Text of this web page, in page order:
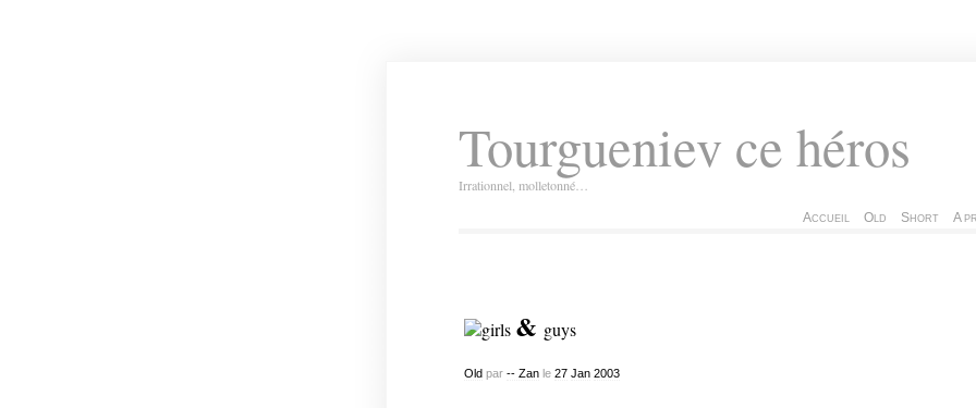
Tourgueniev ce héros
Irrationnel, molletonné…
Accueil Old Short A
girls & guys
Oldpar -- Zanle 27 Jan 2003